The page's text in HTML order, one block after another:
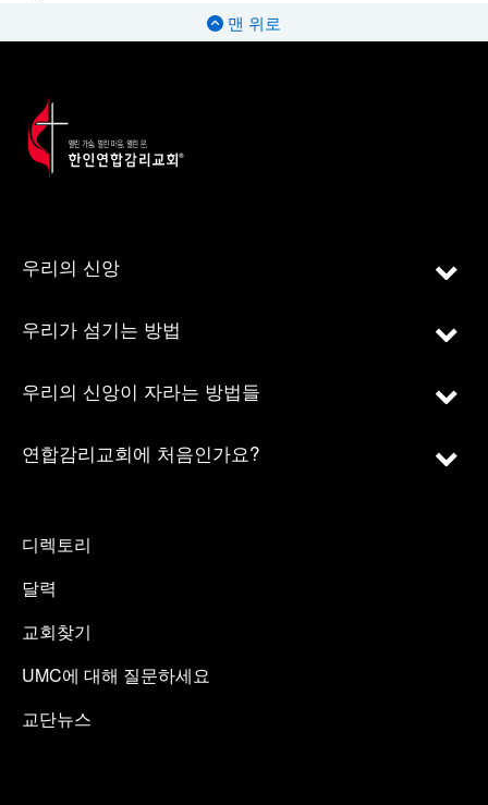
맨 위로
우리의 신앙
우리가 섬기는 방법
우리의 신앙이 자라는 방법들
연합감리교회에 처음인가요?
디렉토리
달력
교회찾기
UMC에 대해 질문하세요
교단뉴스